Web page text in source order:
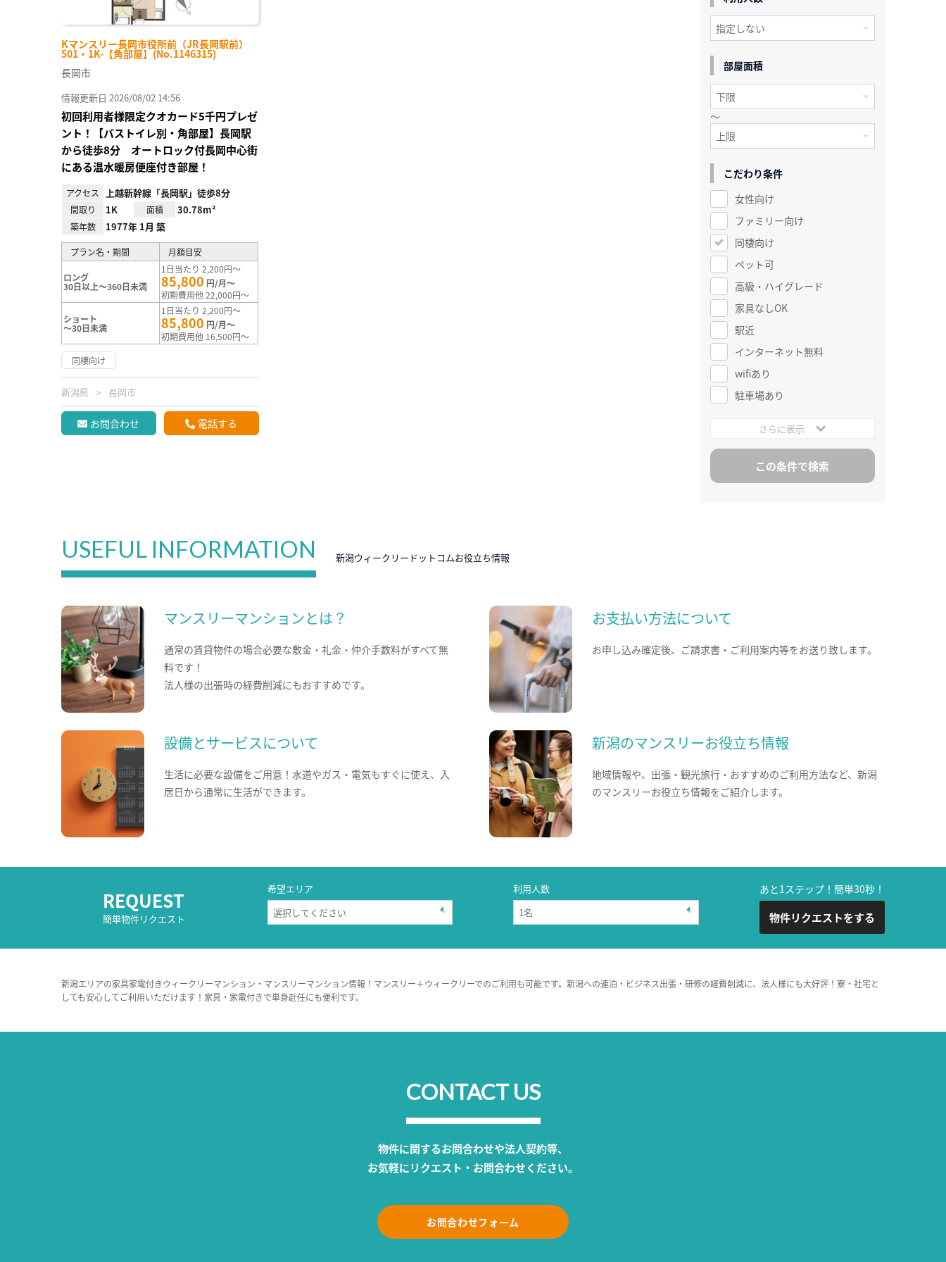
Kマンスリー長岡市役所前（JR長岡駅前）
501・1K-【角部屋】(No.1146315)
長岡市
情報更新日 2026/08/02 14:56
初回利用者様限定クオカード5千円プレゼ
ント！【バストイレ別・角部屋】長岡駅
から徒歩8分 オートロック付長岡中心街
にある温水暖房便座付き部屋！
アクセス 上越新幹線「長岡駅」徒歩8分
間取り 1K 面積 30.78m²
築年数 1977年 1月 築
プラン名・期間 月額目安
ロング
30日以上～360日未満
1日当たり 2,200円～
85,800 円/月～
初期費用他 22,000円～
ショート
～30日未満
1日当たり 2,200円～
85,800 円/月～
初期費用他 16,500円～
同棲向け
新潟県 長岡市
お問合わせ 電話する
部屋面積
～
こだわり条件
女性向け
ファミリー向け
同棲向け
ペット可
高級・ハイグレード
家具なしOK
駅近
インターネット無料
wifiあり
駐車場あり
さらに表示
USEFUL INFORMATION 新潟ウィークリードットコムお役立ち情報
マンスリーマンションとは？
通常の賃貸物件の場合必要な敷金・礼金・仲介手数料がすべて無
料です！
法人様の出張時の経費削減にもおすすめです。
お支払い方法について
お申し込み確定後、ご請求書・ご利用案内等をお送り致します。
設備とサービスについて
生活に必要な設備をご用意！水道やガス・電気もすぐに使え、入
居日から通常に生活ができます。
新潟のマンスリーお役立ち情報
地域情報や、出張・観光旅行・おすすめのご利用方法など、新潟
のマンスリーお役立ち情報をご紹介します。
REQUEST
簡単物件リクエスト
希望エリア 利用人数 あと1ステップ！簡単30秒！
物件リクエストをする
新潟エリアの家具家電付きウィークリーマンション・マンスリーマンション情報！マンスリー＋ウィークリーでのご利用も可能です。新潟への連泊・ビジネス出張・研修の経費削減に、法人様にも大好評！寮・社宅と
しても安心してご利用いただけます！家具・家電付きで単身赴任にも便利です。
CONTACT US
物件に関するお問合わせや法人契約等、
お気軽にリクエスト・お問合わせください。
お問合わせフォーム